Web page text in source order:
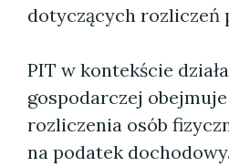
dotyczących rozliczeń
PIT w kontekście
gospodarczej
rozliczenia osób
na podatek